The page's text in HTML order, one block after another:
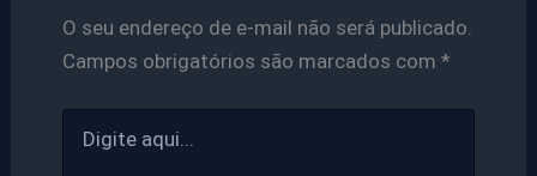
O seu endereço de e-mail não será publicado.
Campos obrigatórios são marcados com *
aqui...